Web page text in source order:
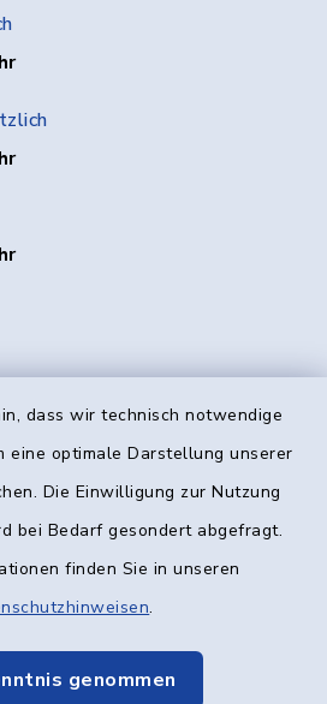
dass wir technisch notwendige
eine optimale Darstellung unserer
Die Einwilligung zur Nutzung
bei Bedarf gesondert abgefragt.
finden Sie in unseren
.
genommen
Kontakt